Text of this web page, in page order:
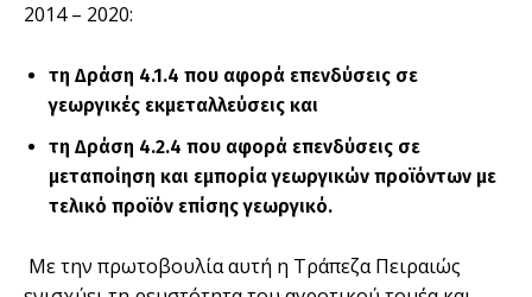
2014 – 2020:
τη Δράση 4.1.4 που αφορά επενδύσεις σε
γεωργικές εκμεταλλεύσεις και
τη Δράση 4.2.4 που αφορά επενδύσεις σε
μεταποίηση και εμπορία γεωργικών προϊόντων με
τελικό προϊόν επίσης γεωργικό.
Με την πρωτοβουλία αυτή η Τράπεζα Πειραιώς